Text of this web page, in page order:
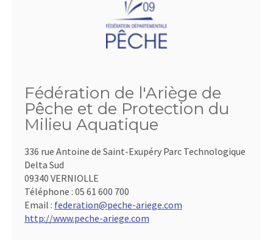
Fédération de l'Ariège de
Pêche et de Protection du
Milieu Aquatique
336 rue Antoine de Saint-Exupéry Parc Technologique
Delta Sud
09340 VERNIOLLE
Téléphone : 05 61 600 700
Email : federation@peche-ariege.com
http://www.peche-ariege.com